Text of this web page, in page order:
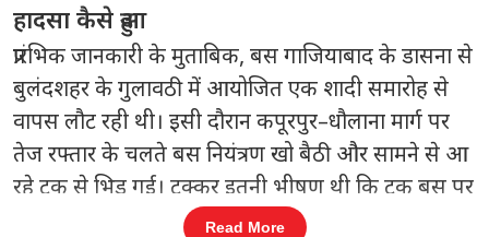
हादसा कैसे हुआ
प्रारंभिक जानकारी के मुताबिक, बस गाजियाबाद के डासना से
बुलंदशहर के गुलावठी में आयोजित एक शादी समारोह से
वापस लौट रही थी। इसी दौरान कपूरपुर–धौलाना मार्ग पर
तेज रफ्तार के चलते बस नियंत्रण खो बैठी और सामने से आ
रहे ट्रक से भिड़ गई। टक्कर इतनी भीषण थी कि ट्रक बस पर
पलट गया, जिससे बस बुरी तरह क्षतिग्रस्त हो गई और कई
Read More